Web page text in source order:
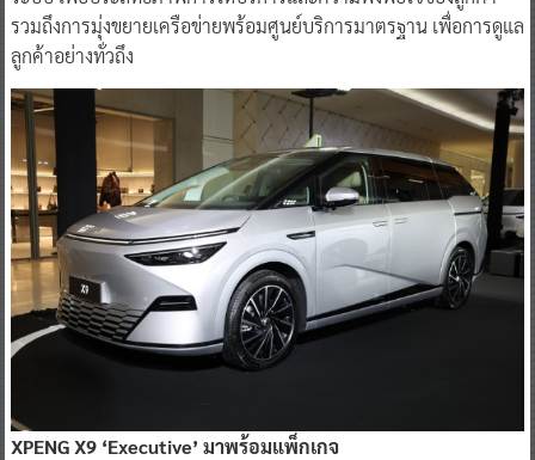
รวมถึงการมุ่งขยายเครือข่ายพร้อมศูนย์บริการมาตรฐาน เพื่อการดูแล
ลูกค้าอย่างทั่วถึง
XPENG X9 ‘Executive’ มาพร้อมแพ็กเกจ